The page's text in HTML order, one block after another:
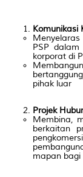
Komunikasi
PSP dalam
korporat di
pihak luar
Projek
Membina,
berkaitan
mapan bagi